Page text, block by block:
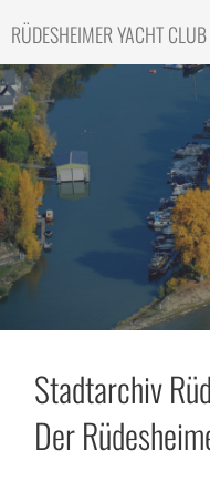
content
RÜDESHEIMER YACHT CLUB
Stadtarchiv
Der